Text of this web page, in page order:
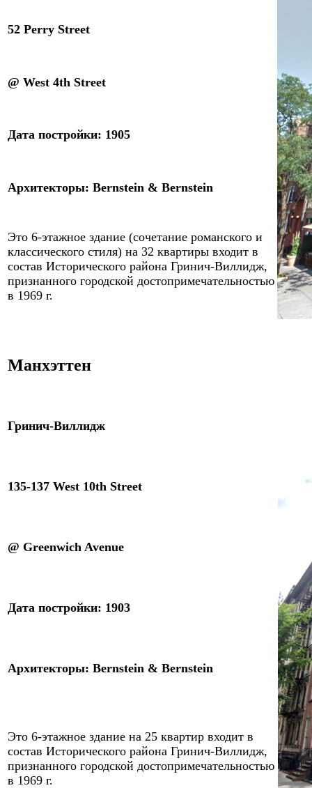
52 Perry Street
@ West 4th Street
Дата постройки: 1905
Архитекторы: Bernstein & Bernstein
Это 6-этажное здание (сочетание романского и
классического стиля) на 32 квартиры входит в
состав Исторического района Гринич-Виллидж,
признанного городской достопримечательностью
в 1969 г.
Манхэттен
Гринич-Виллидж
135-137 West 10th Street
@ Greenwich Avenue
Дата постройки: 1903
Архитекторы: Bernstein & Bernstein
Это 6-этажное здание на 25 квартир входит в
состав Исторического района Гринич-Виллидж,
признанного городской достопримечательностью
в 1969 г.